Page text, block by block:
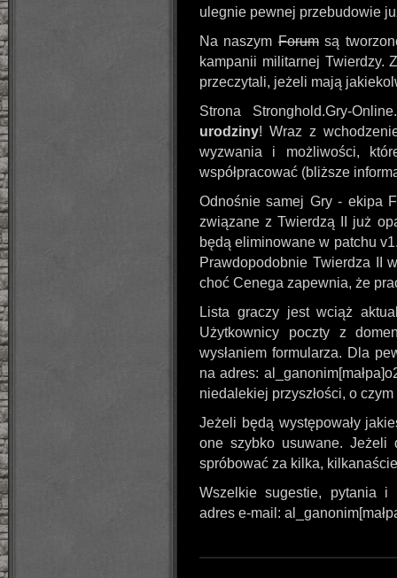
ulegnie pewnej przebudowie
Na naszymForumsą
kampanii militarnej Twierdzy.
przeczytali, jeżeli mają
Strona Stronghold.Gry-
urodziny! Wraz z
wyzwania i możliwości,
współpracować (bliższe
Odnośnie samej Gry - ekipa
związane z Twierdzą II już
będą eliminowane w patchu
Prawdopodobnie Twierdza II
choć Cenega zapewnia, że
Lista graczy jest wciąż
Użytkownicy poczty z
wysłaniem formularza. Dla
na adres:
niedalekiej przyszłości, o
Jeżeli będą występowały
one szybko usuwane. Jeżeli
spróbować za kilka,
Wszelkie sugestie, pytania i
adres e-mail: